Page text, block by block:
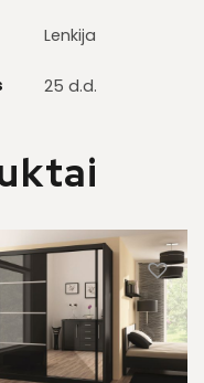
Lenkija
25 d.d.